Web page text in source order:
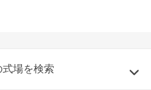
式場を検索